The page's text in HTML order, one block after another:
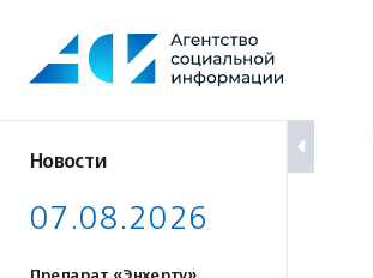
содержанию
Новости
07.08.2026